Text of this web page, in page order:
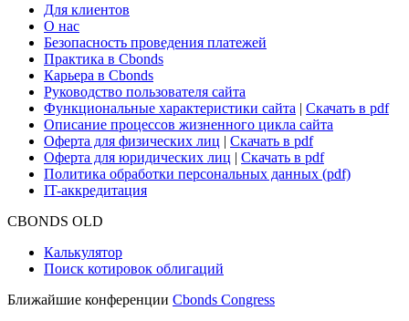
Для клиентов
О нас
Безопасность проведения платежей
Практика в Cbonds
Карьера в Cbonds
Руководство пользователя сайта
Функциональные характеристики сайта | Скачать в pdf
Описание процессов жизненного цикла сайта
Оферта для физических лиц | Скачать в pdf
Оферта для юридических лиц | Скачать в pdf
Политика обработки персональных данных (pdf)
IT-аккредитация
CBONDS OLD
Калькулятор
Поиск котировок облигаций
Ближайшие конференции Cbonds Congress